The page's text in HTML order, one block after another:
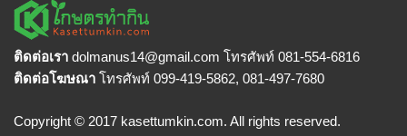
ติดต่อเรา dolmanus14@gmail.com โทรศัพท์ 081-554-6816
ติดต่อโฆษณา โทรศัพท์ 099-419-5862, 081-497-7680
Copyright © 2017 kasettumkin.com. All rights reserved.